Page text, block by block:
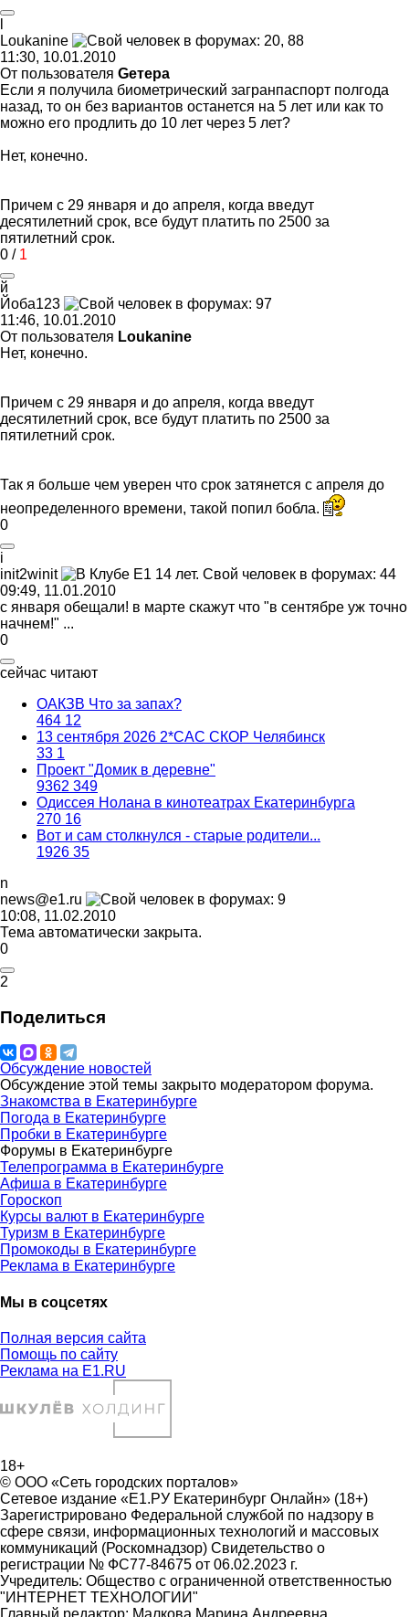
Loukanine
11:30, 10.01.2010
От пользователя Gетера
Если я получила биометрический загранпаспорт полгода
назад, то он без вариантов останется на 5 лет или как то
можно его продлить до 10 лет через 5 лет?
Нет, конечно.
Причем с 29 января и до апреля, когда введут
десятилетний срок, все будут платить по 2500 за
пятилетний срок.
0 / 1
й
Йоба123
11:46, 10.01.2010
От пользователя Loukanine
Нет, конечно.
Причем с 29 января и до апреля, когда введут
десятилетний срок, все будут платить по 2500 за
пятилетний срок.
Так я больше чем уверен что срок затянется с апреля до
неопределенного времени, такой попил бобла.
0
i
init2winit
09:49, 11.01.2010
с января обещали! в марте скажут что "в сентябре уж точно
начнем!" ...
0
сейчас читают
ОАКЗВ Что за запах?
464 12
13 сентября 2026 2*CAC СКОР Челябинск
33 1
Проект "Домик в деревне"
9362 349
Одиссея Нолана в кинотеатрах Екатеринбурга
270 16
Вот и сам столкнулся - старые родители...
1926 35
n
news@e1.ru
10:08, 11.02.2010
Тема автоматически закрыта.
0
2
Поделиться
Обсуждение новостей
Обсуждение этой темы закрыто модератором форума.
Знакомства в Екатеринбурге
Погода в Екатеринбурге
Пробки в Екатеринбурге
Форумы в Екатеринбурге
Телепрограмма в Екатеринбурге
Афиша в Екатеринбурге
Гороскоп
Курсы валют в Екатеринбурге
Туризм в Екатеринбурге
Промокоды в Екатеринбурге
Реклама в Екатеринбурге
Мы в соцсетях
Полная версия сайта
Помощь по сайту
Реклама на E1.RU
18+
© ООО «Сеть городских порталов»
Сетевое издание «Е1.РУ Екатеринбург Онлайн» (18+)
Зарегистрировано Федеральной службой по надзору в
сфере связи, информационных технологий и массовых
коммуникаций (Роскомнадзор) Свидетельство о
регистрации № ФС77-84675 от 06.02.2023 г.
Учредитель: Общество с ограниченной ответственностью
"ИНТЕРНЕТ ТЕХНОЛОГИИ"
Главный редактор: Малкова Марина Андреевна